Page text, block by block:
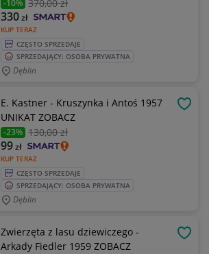
-10% 370,00 zł
KUP TERAZ
330zł
CZĘSTO SPRZEDAJE
SPRZEDAJĄCY: OSOBA PRYWATNA
Dęblin
E. Kastner - Kruszynka i Antoś 1957
UNIKAT ZOBACZ
-23% 130,00 zł
KUP TERAZ
99zł
CZĘSTO SPRZEDAJE
SPRZEDAJĄCY: OSOBA PRYWATNA
Dęblin
Zwierzęta z lasu dziewiczego -
Arkady Fiedler 1959 ZOBACZ